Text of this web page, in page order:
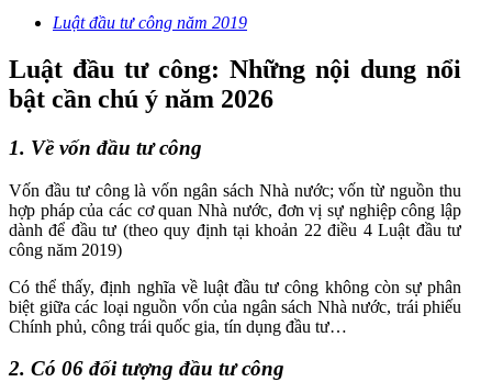
Luật đầu tư công năm 2019
Luật đầu tư công: Những nội dung nổi
bật cần chú ý năm 2026
1. Về vốn đầu tư công
Vốn đầu tư cônglà vốn ngân sách Nhà nước; vốn từ nguồn thu
hợp pháp của các cơ quan Nhà nước, đơn vị sự nghiệp công lập
dành để đầu tư (theo quy định tại khoản 22 điều 4 Luật đầu tư
công năm 2019)
Có thể thấy, định nghĩa về luật đầu tư công không còn sự phân
biệt giữa các loại nguồn vốn của ngân sách Nhà nước, trái phiếu
Chính phủ, công trái quốc gia, tín dụng đầu tư…
2. Có 06 đối tượng đầu tư công